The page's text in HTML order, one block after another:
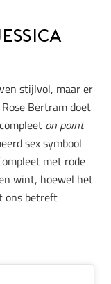
stijlvol, maar er
Bertram doet
on point
sex symbool
met rode
wint, hoewel het
ons betreft